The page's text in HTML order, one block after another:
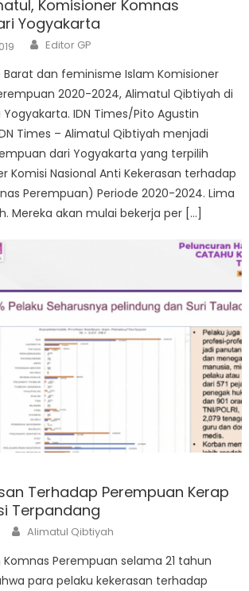
Komisioner Komnas
Yogyakarta
Author
Editor GP
dan feminisme Islam Komisioner
2020-2024, Alimatul Qibtiyah di
Yogyakarta. IDN Times/Pito Agustin
Times – Alimatul Qibtiyah menjadi
dari Yogyakarta yang terpilih
Komisi Nasional Anti Kekerasan terhadap
Perempuan) Periode 2020-2024. Lima
Mereka akan mulai bekerja per […]
Terhadap Perempuan Kerap
Terpandang
Author
Alimatul Qibtiyah
Perempuan selama 21 tahun
para pelaku kekerasan terhadap